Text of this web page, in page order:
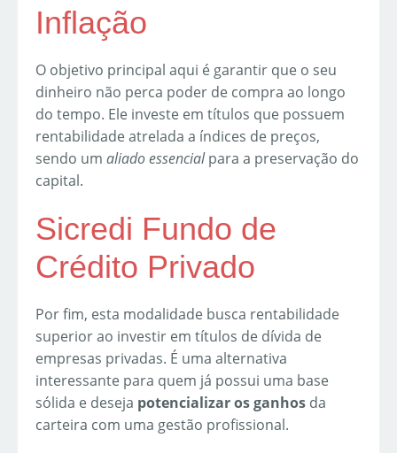
Inflação
O objetivo principal aqui é garantir que o seu
dinheiro não perca poder de compra ao longo
do tempo. Ele investe em títulos que possuem
rentabilidade atrelada a índices de preços,
sendo um aliado essencialpara a preservação do
capital.
Sicredi Fundo de
Crédito Privado
Por fim, esta modalidade busca rentabilidade
superior ao investir em títulos de dívida de
empresas privadas. É uma alternativa
interessante para quem já possui uma base
sólida e deseja potencializar os ganhos da
carteira com uma gestão profissional.